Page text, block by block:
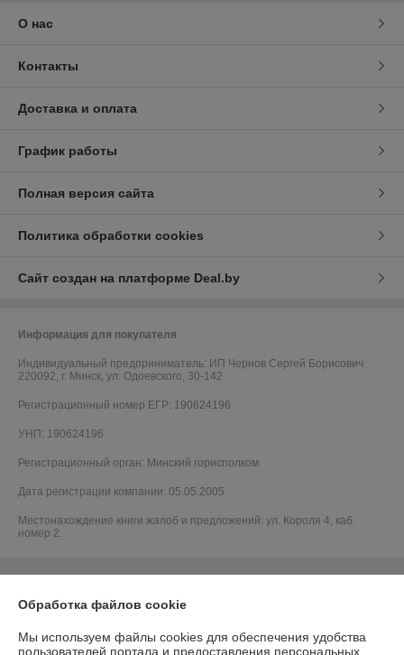
О нас
Контакты
Доставка и оплата
График работы
Полная версия сайта
Политика обработки cookies
Сайт создан на платформе Deal.by
Информация для покупателя
Индивидуальный предприниматель: ИП Чернов Сергей Борисович
220092, г. Минск, ул. Одоевского, 30-142
Регистрационный номер ЕГР: 190624196
УНП: 190624196
Регистрационный орган: Минский горисполком
Дата регистрации компании: 05.05.2005
Местонахождение книги жалоб и предложений: ул. Короля 4, каб.
номер 2.
Обработка файлов cookie
Мы используем файлы cookies для обеспечения удобства
пользователей портала и предоставления персональных